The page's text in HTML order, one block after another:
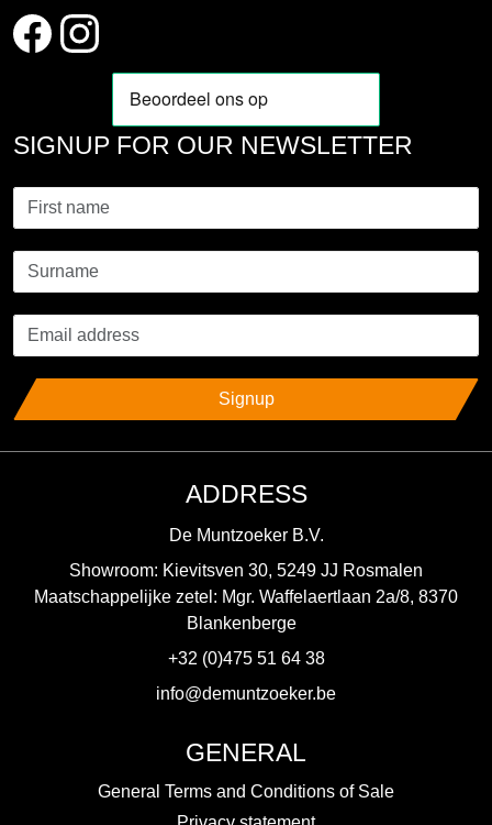
SIGNUP FOR OUR NEWSLETTER
Signup
ADDRESS
De Muntzoeker B.V.
Showroom: Kievitsven 30, 5249 JJ Rosmalen
Maatschappelijke zetel: Mgr. Waffelaertlaan 2a/8, 8370
Blankenberge
+32 (0)475 51 64 38
info@demuntzoeker.be
GENERAL
General Terms and Conditions of Sale